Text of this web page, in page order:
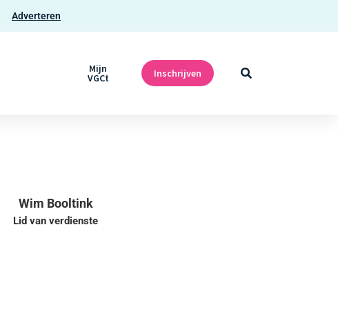
Adverteren
Mijn
VGCt Inschrijven
Wim Booltink
Lid van verdienste